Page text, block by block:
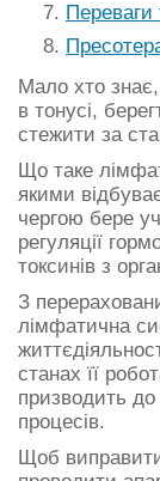
Переваги
Мало хто
в тонусі,
стежити за
Що таке
якими
чергою бере
регуляції
токсинів з
З
лімфатична
станах її
призводить до
процесів.
Щоб